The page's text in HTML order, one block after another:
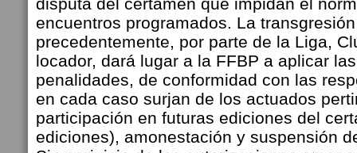
encuentros programados. La
precedentemente, por parte de la Liga,
locador, dará lugar a la FFBP a aplicar
penalidades, de conformidad con las
en cada caso surjan de los actuados
participación en futuras ediciones del
ediciones), amonestación y suspensión